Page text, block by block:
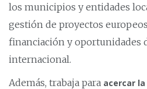
los municipios y entidades
gestión de proyectos
financiación y oportunidades
internacional.
Además, trabaja para acercar